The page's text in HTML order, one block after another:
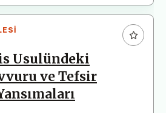
Usulündeki
ve Tefsir